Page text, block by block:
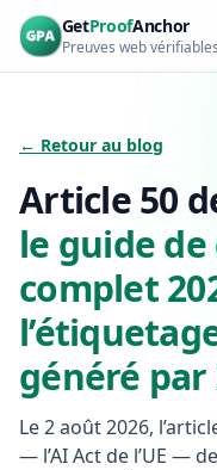
Aller au contenu principal
GetProofAnchor
Preuves web vérifiables
← Retour au blog
Article 50
le guide
complet
généré par
Le 2 août 2026,
— l’AI Act de l’UE —